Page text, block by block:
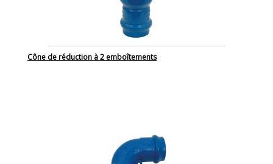
Cône de réduction à 2 emboîtements